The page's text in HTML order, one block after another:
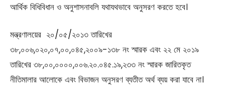
আর্থিক বিধিবিধান ও অনুশাসনাবলি যথাযথভাবে অনুসরণ করতে হবে।
মন্ত্রণালয়ের ২০/০৫/২০১৩ তারিখের
৩৮,০০৬,০২০,০৭,০০,০৪৫,২০০৯-১৩৮ নং স্মারক এবং ২২ মে ২০১৯
তারিখের ৩৮,০০,০০০০,০০৬.২০.০৪৫.১৯,২৩৩ নং স্মারক জারিতকৃত
নীতিমালার আলোকে এবং বিভাজন অনুসরণ ব্যতীত অর্থ ব্যয় করা যাবে না।